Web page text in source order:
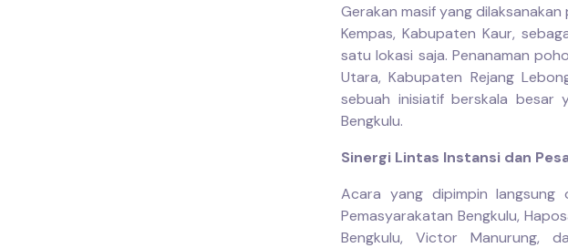
Gerakan masif yang
Kempas, Kabupaten Kaur,
satu lokasi saja. Penanaman
Utara, Kabupaten Rejang
sebuah inisiatif berskala besar
Bengkulu.
Sinergi Lintas Instansi dan
Acara yang dipimpin langsung
Pemasyarakatan Bengkulu,
Bengkulu, Victor Manurung,